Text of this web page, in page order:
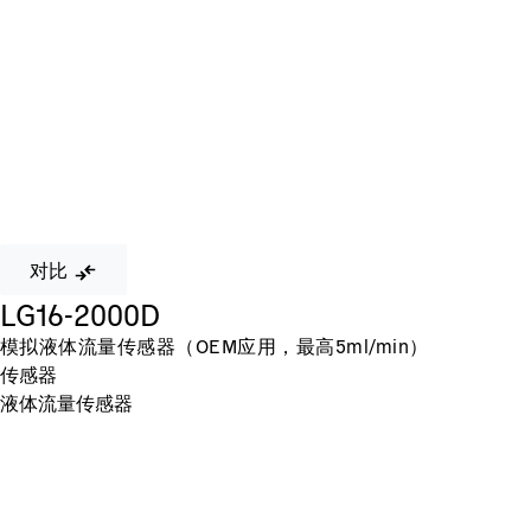
对比
LG16-2000D
模拟液体流量传感器（OEM应用，最高5ml/min）
传感器
液体流量传感器